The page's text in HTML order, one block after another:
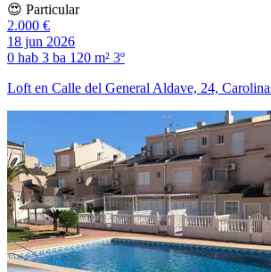
😍 Particular
2.000 €
18 jun 2026
0 hab 3 ba 120 m² 3º
Loft en Calle del General Aldave, 24,